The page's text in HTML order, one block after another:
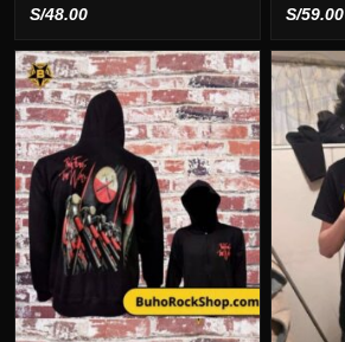
S/48.00 S/59.00